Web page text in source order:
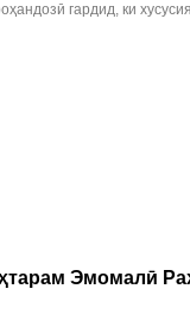
гардид, ки
Эмомалӣ